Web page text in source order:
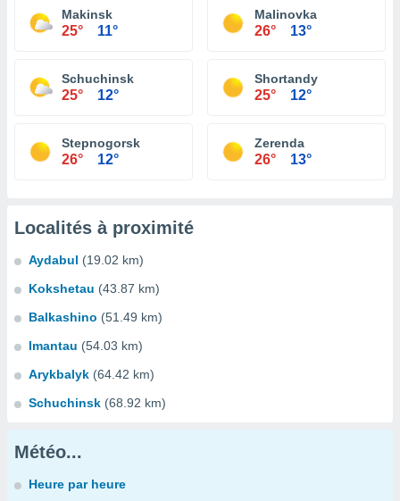
Makinsk
25° 11°
Malinovka
26° 13°
Schuchinsk
25° 12°
Shortandy
25° 12°
Stepnogorsk
26° 12°
Zerenda
26° 13°
Localités à proximité
Aydabul (19.02 km)
Kokshetau (43.87 km)
Balkashino (51.49 km)
Imantau (54.03 km)
Arykbalyk (64.42 km)
Schuchinsk (68.92 km)
Météo...
Heure par heure